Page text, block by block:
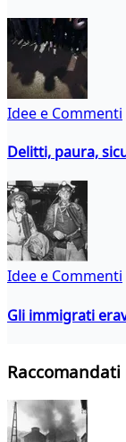
Idee e Commenti
Delitti, paura,
Idee e Commenti
Gli immigrati